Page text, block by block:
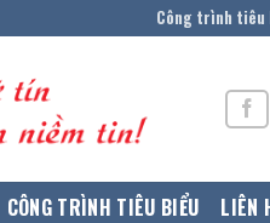
Công trình tiêu
CÔNG TRÌNH TIÊU BIỂU LIÊN